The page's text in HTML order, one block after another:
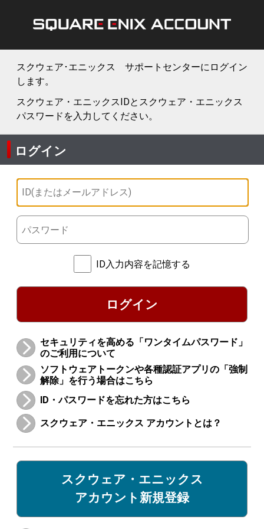
スクウェア･エニックス サポートセンターにログイン
します。
スクウェア・エニックスIDとスクウェア・エニックス
パスワードを入力してください。
ログイン
ID入力内容を記憶する
ログイン
セキュリティを高める「ワンタイムパスワード」
のご利用について
ソフトウェアトークンや各種認証アプリの「強制
解除」を行う場合はこちら
ID・パスワードを忘れた方はこちら
スクウェア・エニックス アカウントとは？
スクウェア・エニックス
アカウント新規登録